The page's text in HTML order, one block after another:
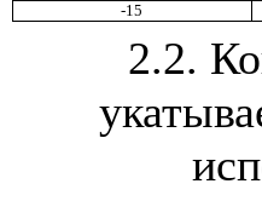
-15
2.2.